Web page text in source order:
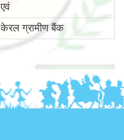
एवं
केरल ग्रामीण बैंक